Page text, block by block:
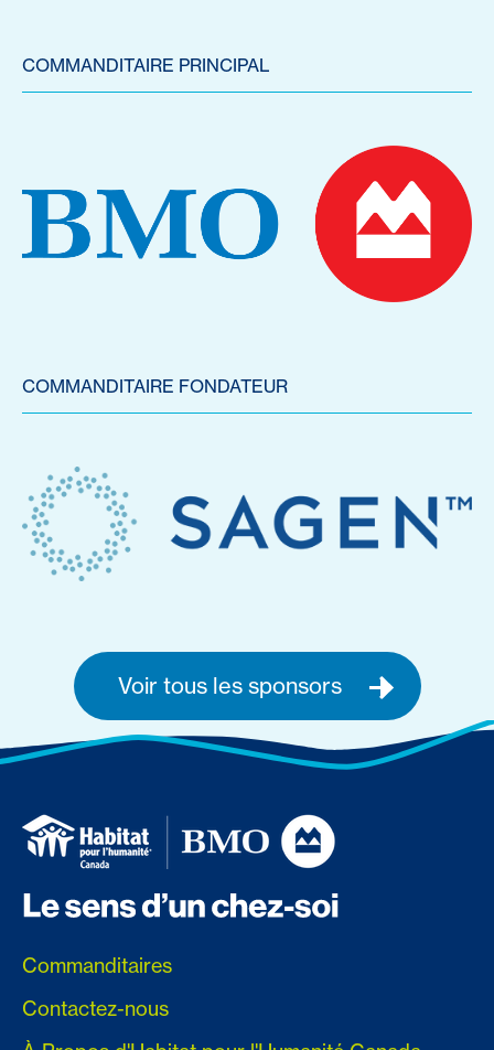
COMMANDITAIRE PRINCIPAL
COMMANDITAIRE FONDATEUR
Voir tous les sponsors
Commanditaires
Contactez-nous